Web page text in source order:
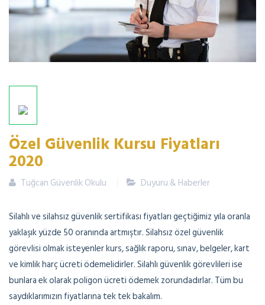
Özel Güvenlik Kursu Fiyatları
2020
Tuğcan Güvenlik Okulu Duyuru & Haberler
Silahlı ve silahsız güvenlik sertifikası fiyatları geçtiğimiz yıla oranla
yaklaşık yüzde 50 oranında artmıştır. Silahsız özel güvenlik
görevlisi olmak isteyenler kurs, sağlık raporu, sınav, belgeler, kart
ve kimlik harç ücreti ödemelidirler. Silahlı güvenlik görevlileri ise
bunlara ek olarak poligon ücreti ödemek zorundadırlar. Tüm bu
saydıklarımızın fiyatlarına tek tek bakalım.